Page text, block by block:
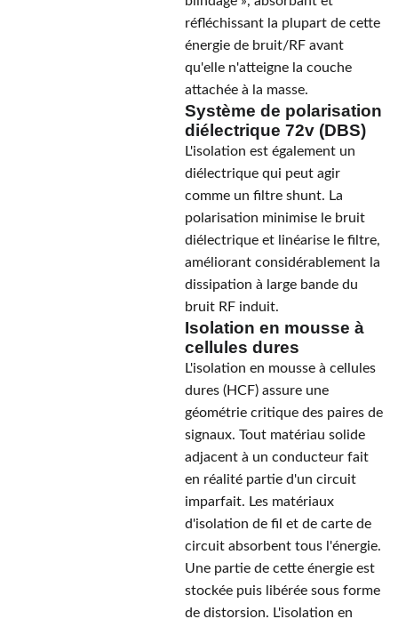
réfléchissant la plupart de cette
énergie de bruit/RF avant
qu'elle n'atteigne la couche
attachée à la masse.
Système de polarisation
diélectrique 72v (DBS)
L'isolation est également un
diélectrique qui peut agir
comme un filtre shunt. La
polarisation minimise le bruit
diélectrique et linéarise le filtre,
améliorant considérablement la
dissipation à large bande du
bruit RF induit.
Isolation en mousse à
cellules dures
L'isolation en mousse à cellules
dures (HCF) assure une
géométrie critique des paires de
signaux. Tout matériau solide
adjacent à un conducteur fait
en réalité partie d'un circuit
imparfait. Les matériaux
d'isolation de fil et de carte de
circuit absorbent tous l'énergie.
Une partie de cette énergie est
stockée puis libérée sous forme
de distorsion. L'isolation en